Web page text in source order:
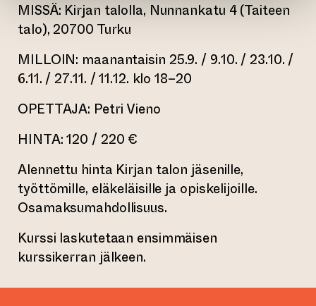
MISSÄ: Kirjan talolla, Nunnankatu 4 (Taiteen
talo), 20700 Turku
MILLOIN: maanantaisin 25.9. / 9.10. / 23.10. /
6.11. / 27.11. / 11.12. klo 18–20
OPETTAJA: Petri Vieno
HINTA: 120 / 220 €
Alennettu hinta Kirjan talon jäsenille,
työttömille, eläkeläisille ja opiskelijoille.
Osamaksumahdollisuus.
Kurssi laskutetaan ensimmäisen
kurssikerran jälkeen.